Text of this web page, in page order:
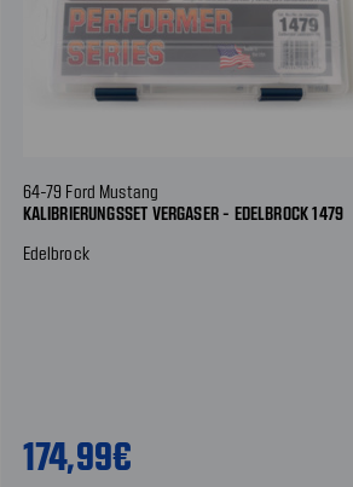
64-79 Ford Mustang
KALIBRIERUNGSSET VERGASER - EDELBROCK 1479
Edelbrock
174,99€